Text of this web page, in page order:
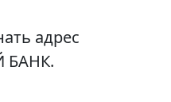
адрес
БАНК.